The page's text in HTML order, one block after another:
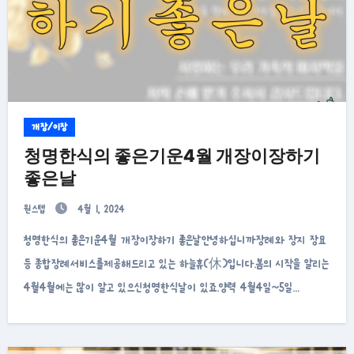
개장/이장
청명한식의 좋은기운4월 개장이장하기
좋은날
원스텝 4월 1, 2024
청명한식의 좋은기운4월 개장이장하기 좋은날안녕하십니까장례와 장지 장묘
등 종합장례서비스를제공해드리고 있는 하늘휴(休)입니다.봄의 시작을 알리는
4월4월에는 많이 알고 있으신청명한식날이 있죠.양력 4월4일~5일…